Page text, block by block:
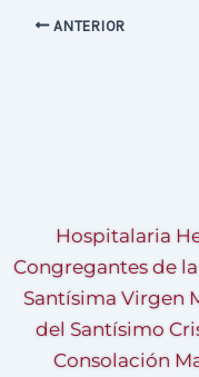
ANTERIOR
Hospitalaria
Congregantes de
Santísima Virgen
del Santísimo
Consolación